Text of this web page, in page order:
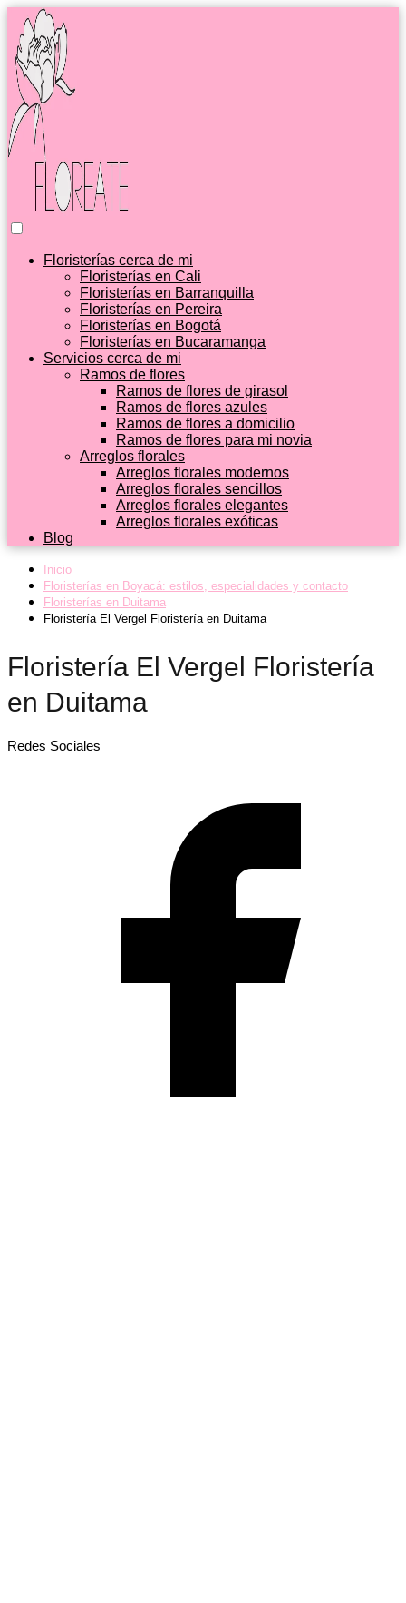
Floristerías cerca de mi
Floristerías en Cali
Floristerías en Barranquilla
Floristerías en Pereira
Floristerías en Bogotá
Floristerías en Bucaramanga
Servicios cerca de mi
Ramos de flores
Ramos de flores de girasol
Ramos de flores azules
Ramos de flores a domicilio
Ramos de flores para mi novia
Arreglos florales
Arreglos florales modernos
Arreglos florales sencillos
Arreglos florales elegantes
Arreglos florales exóticas
Blog
Inicio
Floristerías en Boyacá: estilos, especialidades y contacto
Floristerías en Duitama
Floristería El Vergel Floristería en Duitama
Floristería El Vergel Floristería
en Duitama
Redes Sociales